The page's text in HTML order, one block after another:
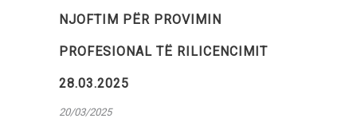
NJOFTIM PËR PROVIMIN
PROFESIONAL TË RILICENCIMIT
28.03.2025
20/03/2025